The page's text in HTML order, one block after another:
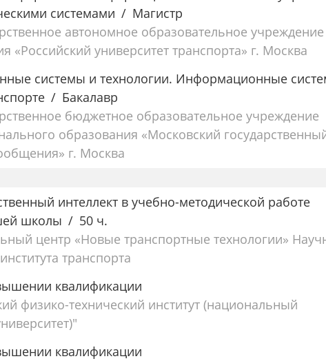
системами
Магистр
автономное образовательное учреждение
«Российский университет транспорта» г. Москва
системы и технологии. Информационные
Бакалавр
бюджетное образовательное учреждение
образования «Московский
г. Москва
интеллект в учебно-методической работе
школы
50 ч.
центр «Новые транспортные технологии»
транспорта
квалификации
физико-технический институт (национальный
квалификации